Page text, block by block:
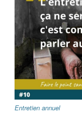
Entretien annuel